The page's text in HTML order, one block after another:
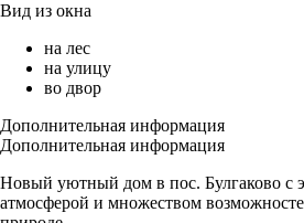
Вид из окна
на лес
на улицу
во двор
Дополнительная информация
Дополнительная информация
Новый уютный дом в пос. Булгаково с
атмосферой и множеством